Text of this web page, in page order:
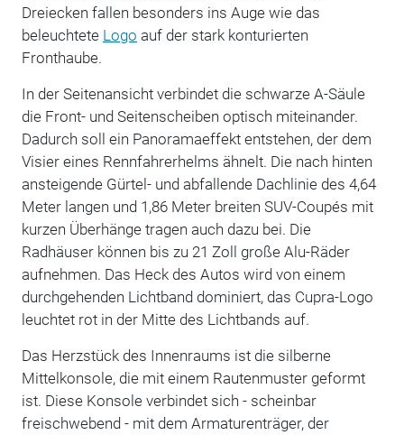
Dreiecken fallen besonders ins Auge wie das
beleuchtete Logo auf der stark konturierten
Fronthaube.
In der Seitenansicht verbindet die schwarze A-Säule
die Front- und Seitenscheiben optisch miteinander.
Dadurch soll ein Panoramaeffekt entstehen, der dem
Visier eines Rennfahrerhelms ähnelt. Die nach hinten
ansteigende Gürtel- und abfallende Dachlinie des 4,64
Meter langen und 1,86 Meter breiten SUV-Coupés mit
kurzen Überhänge tragen auch dazu bei. Die
Radhäuser können bis zu 21 Zoll große Alu-Räder
aufnehmen. Das Heck des Autos wird von einem
durchgehenden Lichtband dominiert, das Cupra-Logo
leuchtet rot in der Mitte des Lichtbands auf.
Das Herzstück des Innenraums ist die silberne
Mittelkonsole, die mit einem Rautenmuster geformt
ist. Diese Konsole verbindet sich - scheinbar
freischwebend - mit dem Armaturenträger, der